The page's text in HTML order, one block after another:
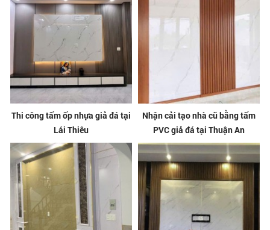
Thi công tấm ốp nhựa giả đá tại
Lái Thiêu
Nhận cải tạo nhà cũ bằng tấm
PVC giả đá tại Thuận An